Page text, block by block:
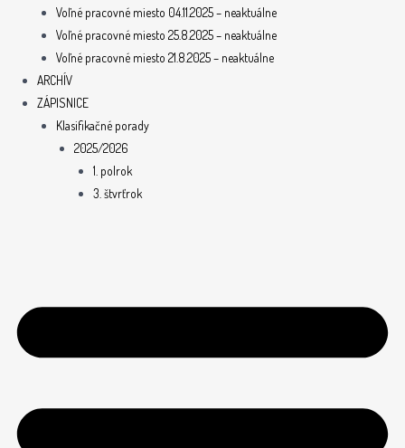
Voľné pracovné miesto 04.11.2025 – neaktuálne
Voľné pracovné miesto 25.8.2025 – neaktuálne
Voľné pracovné miesto 21.8.2025 – neaktuálne
ARCHÍV
ZÁPISNICE
Klasifikačné porady
2025/2026
1. polrok
3. štvrťrok